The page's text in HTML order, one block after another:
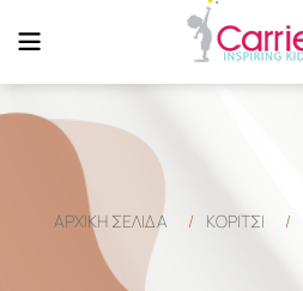
ΑΡΧΙΚΉ ΣΕΛΊΔΑ / ΚΟΡΙΤΣΙ /